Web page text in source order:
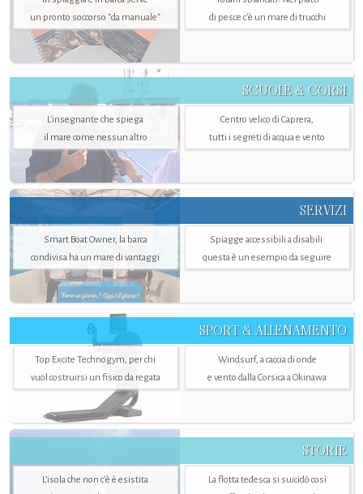
un pronto soccorso "da manuale"
di pesce c'è un mare di trucchi
SCUOLE & CORSI
L'insegnante che spiega
il mare come nessun altro
Centro velico di Caprera,
tutti i segreti di acqua e vento
SERVIZI
Smart Boat Owner, la barca
condivisa ha un mare di vantaggi
Spiagge accessibili a disabili:
questa è un esempio da seguire
SPORT & ALLENAMENTO
Top Excite Technogym, per chi
vuol costruirsi un fisico da regata
Windsurf, a caccia di onde
e vento dalla Corsica a Okinawa
STORIE
L’isola che non c'è è esistita
La flotta tedesca si suicidò così